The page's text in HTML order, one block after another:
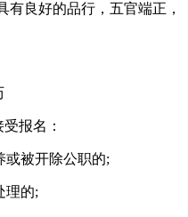
良好的品行，五官端正，
报名：
被开除公职的;
的;